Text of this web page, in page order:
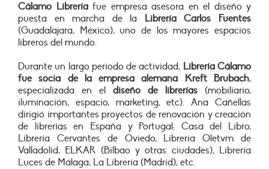
Cálamo Libreríafue empresa asesora en el diseño y
puesta en marcha de la Librería Carlos Fuentes
(Guadalajara, México), uno de los mayores espacios
libreros del mundo.
Durante un largo periodo de actividad, Librería Cálamo
fue socia de la empresa alemana Kreft Brubach,
especializada en el diseño de librerías (mobiliario,
iluminación, espacio, marketing, etc). Ana Cañellas
dirigió importantes proyectos de renovación y creación
de librerías en España y Portugal: Casa del Libro,
Librería Cervantes de Oviedo, Librería Oletvm de
Valladolid, ELKAR (Bilbao y otras ciudades), Librería
Luces de Málaga, La Librería (Madrid), etc.